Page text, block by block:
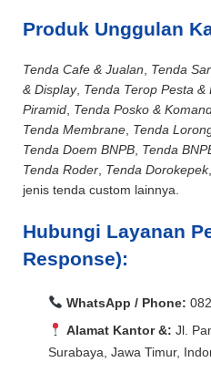
Produk Unggulan
Tenda Cafe & Jualan Tenda
& Display, Tenda Terop Pesta &
Piramid Tenda Posko &
Tenda Membrane Tenda
Tenda Doem BNPB Tenda
Tenda Roder Tenda Dorokepek,
jenis tenda custom lainnya.
Hubungi Layanan
Response):
WhatsApp / Phone:
Alamat Kantor &: Jl.
Surabaya, Jawa Timur,